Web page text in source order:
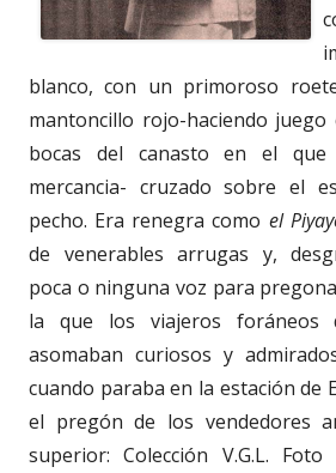
blanco, con un primoroso
mantoncillo rojo-haciendo
bocas del canasto en el
mercancia- cruzado sobre el
pecho. Era renegra como el
de venerables arrugas y,
poca o ninguna voz para
la que los viajeros foráneos
asomaban curiosos y
cuando paraba en la estación de
el pregón de los vendedores
superior: Colección V.G.L.